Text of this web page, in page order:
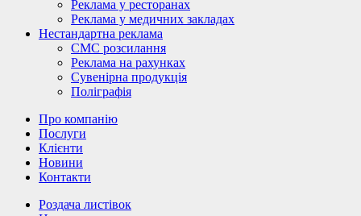
Реклама у ресторанах
Реклама у медичних закладах
Нестандартна реклама
СМС розсилання
Реклама на рахунках
Сувенірна продукція
Поліграфія
Про компанію
Послуги
Клієнти
Новини
Контакти
Роздача листівок